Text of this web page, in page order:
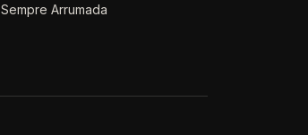
Sempre Arrumada